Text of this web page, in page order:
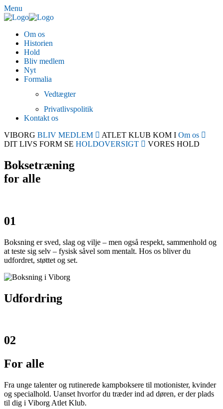
Menu
Om os
Historien
Hold
Bliv medlem
Nyt
Formalia
Vedtægter
Privatlivspolitik
Kontakt os
VIBORG BLIV MEDLEM ATLET KLUB KOM I Om os
DIT LIVS FORM SE HOLDOVERSIGT VORES HOLD
Boksetræning
for alle
01
Boksning er sved, slag og vilje – men også respekt, sammenhold og
at teste sig selv – fysisk såvel som mentalt. Hos os bliver du
udfordret, støttet og set.
Udfordring
02
For alle
Fra unge talenter og rutinerede kampboksere til motionister, kvinder
og specialhold. Uanset hvorfor du træder ind ad døren, er der plads
til dig i Viborg Atlet Klub.